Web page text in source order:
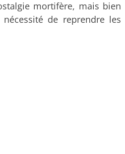
mortifère, mais bien
de reprendre les